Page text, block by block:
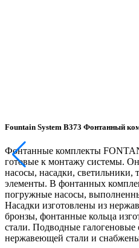
Fountain System B373 Фонтанный
Фонтанные комплекты
готовые к монтажу системы.
насосы, насадки,
элементы. В фонтанных
погружные насосы,
Насадки изготовлены из
бронзы, фонтанные кольца
стали. Подводные
нержавеющей стали и